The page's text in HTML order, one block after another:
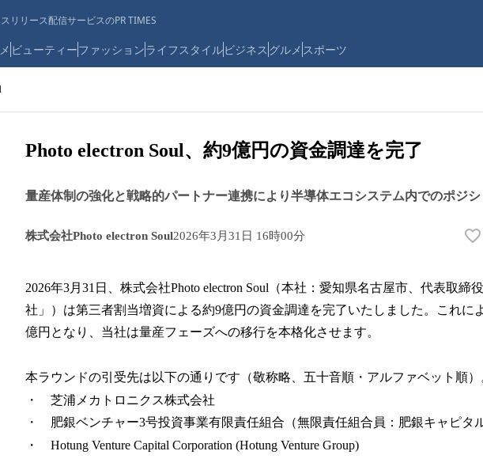
リリース配信サービスのPR TIMES
ビューティーファッションライフスタイルビジネス グルメ スポーツ
Photo electron Soul、約9億円の資金調達を完了
量産体制の強化と戦略的パートナー連携により半導体エコシステム内でのポジ
株式会社Photo electron Soul2026年3月31日 16時00分
い
！
込
2026年3月31日、株式会社Photo electron Soul（本社：愛知県名古屋市、代表取締
社」）は第三者割当増資による約9億円の資金調達を完了いたしました。これに
億円となり、当社は量産フェーズへの移行を本格化させます。
本ラウンドの引受先は以下の通りです（敬称略、五十音順・アルファベット順）
・ 芝浦メカトロニクス株式会社
・ 肥銀ベンチャー3号投資事業有限責任組合（無限責任組合員：肥銀キャピタ
・ Hotung Venture Capital Corporation (Hotung Venture Group)